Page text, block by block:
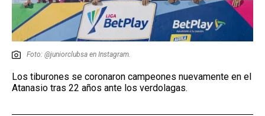
Foto: @juniorclubsa en Instagram.
Los tiburones se coronaron campeones nuevamente en el
Atanasio tras 22 años ante los verdolagas.